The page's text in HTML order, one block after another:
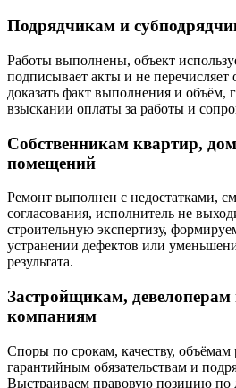
Подрядчикам и
Работы выполнены, объект
подписывает акты и не перечисляет
доказать факт выполнения и объём,
взыскании оплаты за работы и
Собственникам квартир,
помещений
Ремонт выполнен с недостатками,
согласования, исполнитель не
строительную экспертизу,
устранении дефектов или
результата.
Застройщикам,
компаниям
Споры по срокам, качеству, объёмам
гарантийным обязательствам и
Выстраиваем правовую позицию по